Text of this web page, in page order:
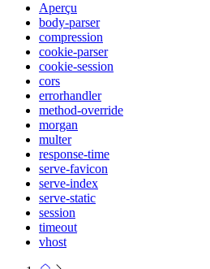
Aperçu
body-parser
compression
cookie-parser
cookie-session
cors
errorhandler
method-override
morgan
multer
response-time
serve-favicon
serve-index
serve-static
session
timeout
vhost